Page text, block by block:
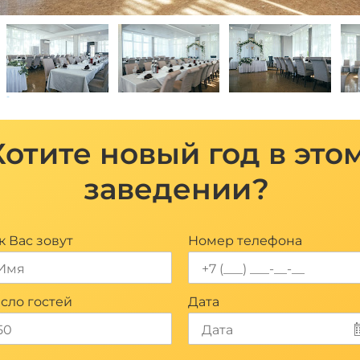
новый год в
заведении?
Вас зовут Номер телефона
гостей Дата